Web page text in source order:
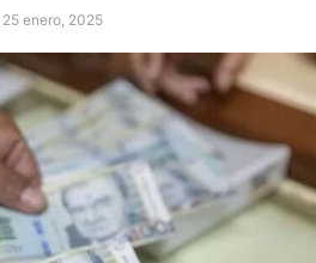
25 enero, 2025